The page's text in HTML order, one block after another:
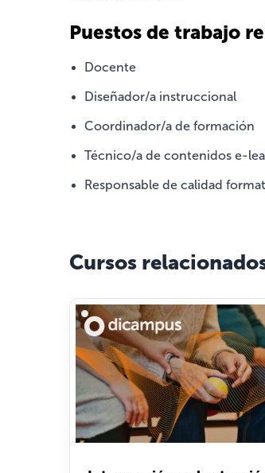
Puestos de trabajo
Docente
Diseñador/a instruccional
Coordinador/a de formación
Técnico/a de contenidos e-
Responsable de calidad
Cursos